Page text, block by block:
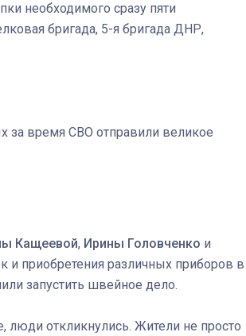
необходимого сразу пяти
бригада, 5-я бригада ДНР,
за время СВО отправили великое
Кащеевой, Ирины Головченко и
приобретения различных приборов в
запустить швейное дело.
люди откликнулись. Жители не просто